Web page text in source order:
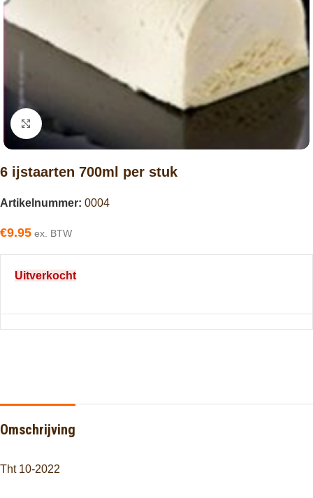
Click to enlarge
6 ijstaarten 700ml per stuk
Artikelnummer: 0004
€9.95 ex. BTW
Uitverkocht
Omschrijving
Tht 10-2022